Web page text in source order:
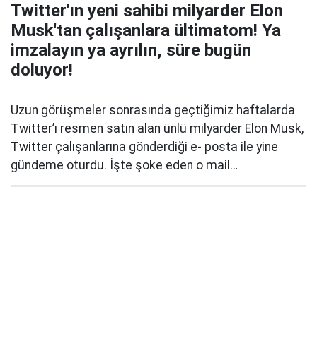
Twitter'ın yeni sahibi milyarder Elon
Musk'tan çalışanlara ültimatom! Ya
imzalayın ya ayrılın, süre bugün
doluyor!
Uzun görüşmeler sonrasında geçtiğimiz haftalarda
Twitter’ı resmen satın alan ünlü milyarder Elon Musk,
Twitter çalışanlarına gönderdiği e- posta ile yine
gündeme oturdu. İşte şoke eden o mail…